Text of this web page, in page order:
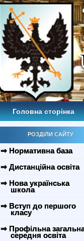
Головна сторінка
РОЗДІЛИ САЙТУ
⇒ Нормативна база
⇒ Дистанційна освіта
⇒ Нова українська
школа
⇒ Вступ до першого
класу
⇒ Профільна
середня освіта